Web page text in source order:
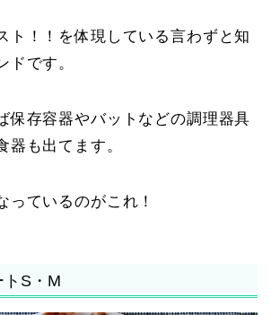
ト！！を体現している言わずと知
ドです。
保存容器やバットなどの調理器具
器も出てます。
っているのがこれ！
トS・M